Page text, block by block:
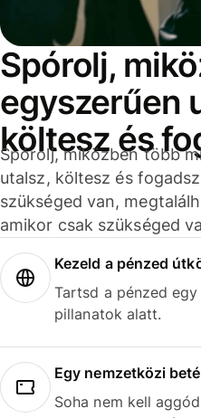
Spórolj,
egyszerűen
költesz és
Spórolj, miközben több
utalsz, költesz és
szükséged van,
amikor csak szükséged
Kezeld a pénzed
Tartsd a pénzed
pillanatok alatt.
Egy nemzetközi
Soha nem kell